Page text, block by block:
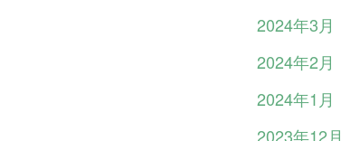
2024年3月
2024年2月
2024年1月
2023年12月